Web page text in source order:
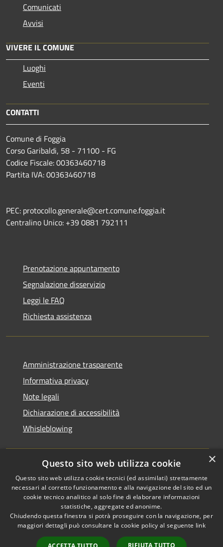
Comunicati
Avvisi
VIVERE IL COMUNE
Luoghi
Eventi
CONTATTI
Comune di Foggia
Corso Garibaldi, 58 - 71100 - FG
Codice Fiscale: 00363460718
Partita IVA: 00363460718
PEC: protocollo.generale@cert.comune.foggia.it
Centralino Unico: +39 0881 792111
Prenotazione appuntamento
Segnalazione disservizio
Leggi le FAQ
Richiesta assistenza
Amministrazione trasparente
Informativa privacy
Note legali
Dichiarazione di accessibilità
Whisleblowing
RSS
Accessibilità
Privacy
Cookie
Mappa del sito
Codici IPA
Copyright © 2026 • Comune di
Foggia • Powered by
Municipium
Accesso
redazione
×
Questo sito web utilizza cookie
Questo sito web utilizza cookie tecnici (ed assimilati) strettamente
necessari al corretto funzionamento e alla navigazione del sito ed un
cookie tecnico analitico al solo fine di elaborare informazioni
statistiche, aggregate ed anonime.
Chiudendo questa finestra si potrà proseguire con la navigazione, per
maggiori dettagli può consultare la cookie policy al seguente link
RIFIUTA TUTTO